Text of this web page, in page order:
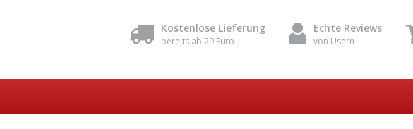
Kostenlose Lieferung
bereits ab 29 Euro
Echte Reviews
von Usern